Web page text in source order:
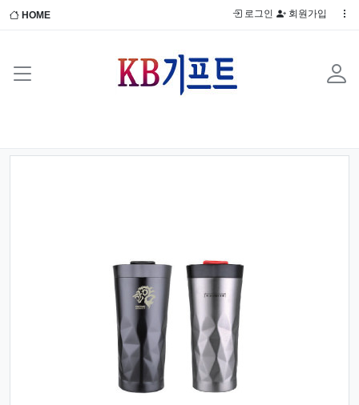
HOME 로그인 회원가입